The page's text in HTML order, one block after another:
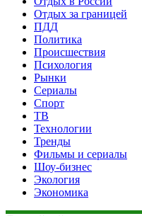
Отдых за границей
ПДД
Политика
Происшествия
Психология
Рынки
Сериалы
Спорт
ТВ
Технологии
Тренды
Фильмы и сериалы
Шоу-бизнес
Экология
Экономика